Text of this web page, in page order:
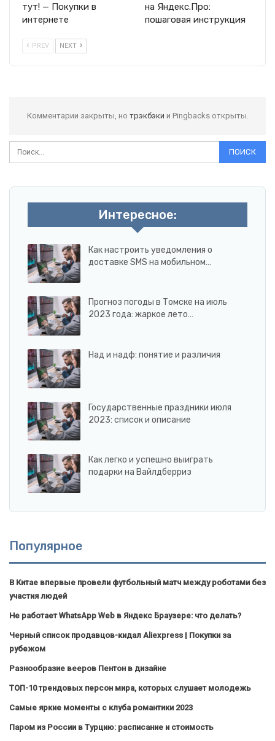
тут! — Покупки в
интернете
на Яндекс.Про:
пошаговая инструкция
PREV NEXT
Комментарии закрыты, но трэкбэки и Pingbacks открыты.
Интересное:
Как настроить уведомления о
доставке SMS на мобильном…
Прогноз погоды в Томске на июль
2023 года: жаркое лето…
Над и надф: понятие и различия
Государственные праздники июля
2023: список и описание
Как легко и успешно выиграть
подарки на Вайлдберриз
Популярное
В Китае впервые провели футбольный матч между роботами без
участия людей
Не работает WhatsApp Web в Яндекс Браузере: что делать?
Черный список продавцов-кидал Aliexpress | Покупки за
рубежом
Разнообразие вееров Пентон в дизайне
ТОП-10 трендовых персон мира, которых слушает молодежь
Самые яркие моменты с клуба романтики 2023
Паром из России в Турцию: расписание и стоимость